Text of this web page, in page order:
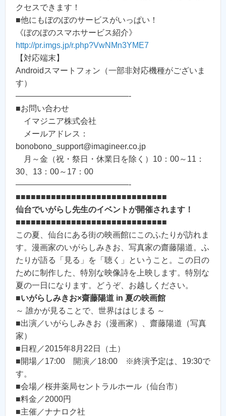
クセスできます！
■他にもぼのぼのサービスがいっぱい！
《ぼのぼのスマホサービス紹介》
http://pr.imgs.jp/r.php?VwNMn3YME7
【対応端末】
Androidスマートフォン（一部非対応機種がございま
す）
——————————————-
■お問い合わせ
イマジニア株式会社
メールアドレス：
bonobono_support@imagineer.co.jp
月～金（祝・祭日・休業日を除く）10：00～11：
30、13：00～17：00
——————————————-
■■■■■■■■■■■■■■■■■■■■■■■■■■■■■■
仙台でいがらし先生のイベントが開催されます！
■■■■■■■■■■■■■■■■■■■■■■■■■■■■■■
この夏、仙台にある街の映画館にこのふたりが訪れま
す。漫画家のいがらしみきお、写真家の齋藤陽道。ふ
たりが語る「見る」を「聴く」ということ。この日の
ために制作した、特別な映像詩を上映します。特別な
夏の一日になります。どうぞ、お越しください。
■いがらしみきお×齋藤陽道 in 夏の映画館
～ 誰かが見ることで、世界ははじまる ～
■出演／いがらしみきお（漫画家）、齋藤陽道（写真
家）
■日程／2015年8月22日（土）
■開場／17:00 開演／18:00 ※終演予定は、19:30で
す。
■会場／桜井薬局セントラルホール（仙台市）
■料金／2000円
■主催／ナナロク社